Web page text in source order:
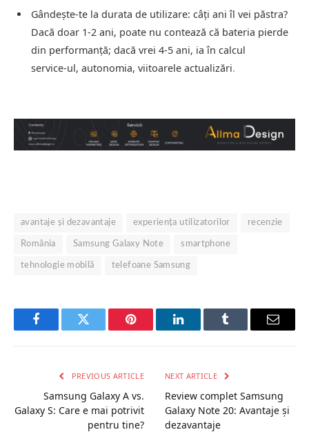
Gândește‑te la durata de utilizare: câți ani îl vei păstra?
Dacă doar 1‑2 ani, poate nu contează că bateria pierde
din performanță; dacă vrei 4‑5 ani, ia în calcul
service‑ul, autonomia, viitoarele actualizări.
avantaje și dezavantaje experiența utilizatorilor recenzie
România Samsung Galaxy Note smartphone
tehnologie mobilă telefoane Samsung
FacebookTwitter Pinterest LinkedInTumblr Email
PREVIOUS ARTICLE
Samsung Galaxy A vs.
Galaxy S: Care e mai potrivit
pentru tine?
NEXT ARTICLE
Review complet Samsung
Galaxy Note 20: Avantaje și
dezavantaje